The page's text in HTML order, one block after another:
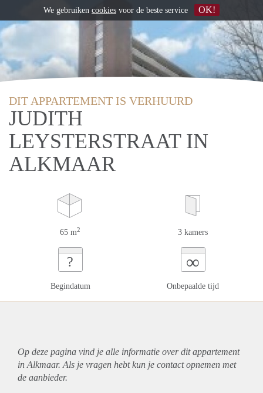
DIT APPARTEMENT IS VERHUURD
JUDITH
LEYSTERSTRAAT IN
ALKMAAR
65 m2 3 kamers
?
Begindatum
∞
Onbepaalde tijd
Op deze pagina vind je alle informatie over ditappartement
in Alkmaar. Als je vragen hebt kun je contact opnemen met
de aanbieder.
We gebruiken cookies voor de beste service OK!